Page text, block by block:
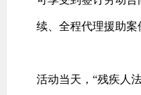
续、全程代理援助案
活动当天，“残疾人